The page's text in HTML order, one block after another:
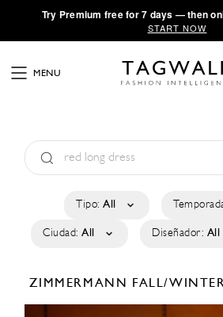
·Try Premium free for 7 days — then
START NOW
MENU
Tipo: All
Ciudad: All Diseñador: All
ZIMMERMANN FALL/